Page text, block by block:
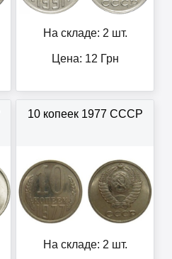
На складе: 2 шт.
Цена: 12 Грн
10 копеек 1977 СССР
На складе: 2 шт.